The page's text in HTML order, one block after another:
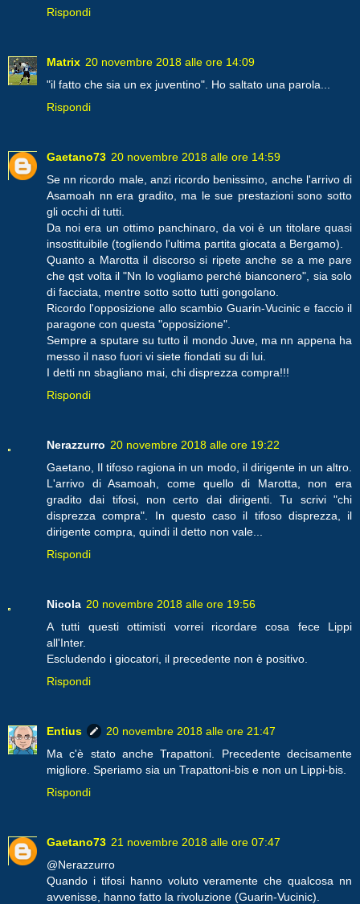
Rispondi
Matrix 20 novembre 2018 alle ore 14:09
"il fatto che sia un ex juventino". Ho saltato una parola...
Rispondi
Gaetano73 20 novembre 2018 alle ore 14:59
Se nn ricordo male, anzi ricordo benissimo, anche l'arrivo di
Asamoah nn era gradito, ma le sue prestazioni sono sotto
gli occhi di tutti.
Da noi era un ottimo panchinaro, da voi è un titolare quasi
insostituibile (togliendo l'ultima partita giocata a Bergamo).
Quanto a Marotta il discorso si ripete anche se a me pare
che qst volta il "Nn lo vogliamo perché bianconero", sia solo
di facciata, mentre sotto sotto tutti gongolano.
Ricordo l'opposizione allo scambio Guarin-Vucinic e faccio il
paragone con questa "opposizione".
Sempre a sputare su tutto il mondo Juve, ma nn appena ha
messo il naso fuori vi siete fiondati su di lui.
I detti nn sbagliano mai, chi disprezza compra!!!
Rispondi
Nerazzurro 20 novembre 2018 alle ore 19:22
Gaetano, Il tifoso ragiona in un modo, il dirigente in un altro.
L'arrivo di Asamoah, come quello di Marotta, non era
gradito dai tifosi, non certo dai dirigenti. Tu scrivi "chi
disprezza compra". In questo caso il tifoso disprezza, il
dirigente compra, quindi il detto non vale...
Rispondi
Nicola 20 novembre 2018 alle ore 19:56
A tutti questi ottimisti vorrei ricordare cosa fece Lippi
all'Inter.
Escludendo i giocatori, il precedente non è positivo.
Rispondi
Entius
20 novembre 2018 alle ore 21:47
Ma c'è stato anche Trapattoni. Precedente decisamente
migliore. Speriamo sia un Trapattoni-bis e non un Lippi-bis.
Rispondi
Gaetano73 21 novembre 2018 alle ore 07:47
@Nerazzurro
Quando i tifosi hanno voluto veramente che qualcosa nn
avvenisse, hanno fatto la rivoluzione (Guarin-Vucinic).